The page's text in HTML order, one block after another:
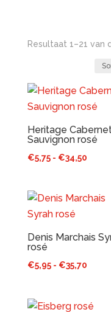
Resultaat 1–21
Heritage
Sauvignon rosé
€5,75 - €34,50
€34,50
Denis Marchais
rosé
€5,95 - €35,70